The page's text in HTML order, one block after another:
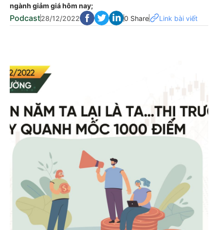
ngành giảm giá hôm nay;
Podcast28/12/2022 0 Share Link bài viết